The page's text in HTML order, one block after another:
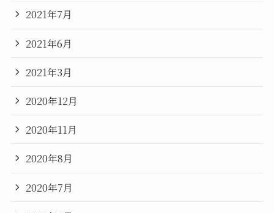
2021年7月
2021年6月
2021年3月
2020年12月
2020年11月
2020年8月
2020年7月